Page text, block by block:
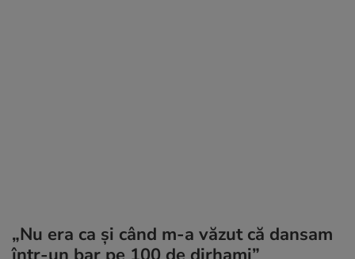
„Nu era ca și când m-a văzut că dansam